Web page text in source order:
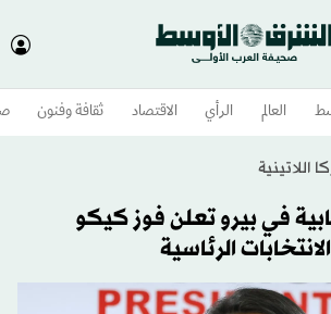
العالم الرأي الاقتصاد ثقافة وفنون
اللاتينية
في بيرو تعلن فوز كيكو
الرئاسية